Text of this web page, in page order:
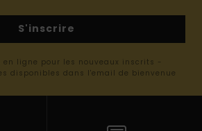
S'inscrire
en ligne pour les nouveaux inscrits -
disponibles dans l'email de bienvenue